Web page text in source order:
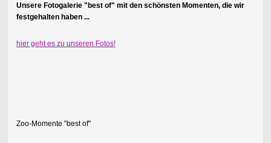
Unsere Fotogalerie "best of" mit den schönsten Momenten, die wir
festgehalten haben ...
hier geht es zu unseren Fotos!
Zoo-Momente "best of"